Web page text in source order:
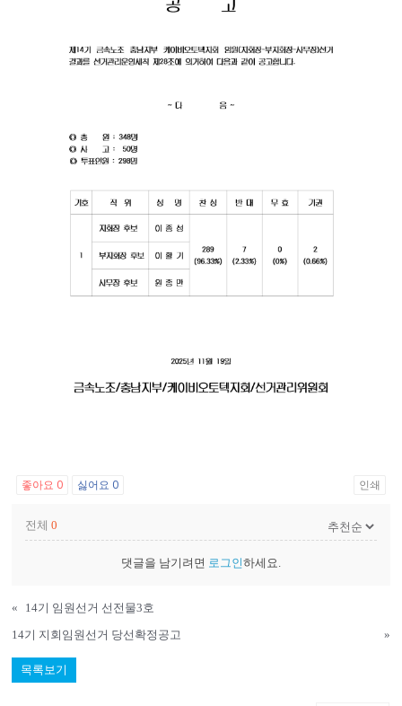
좋아요 0 싫어요 0 인쇄
전체0
댓글을 남기려면 로그인하세요.
«
14기 임원선거 선전물3호
14기 지회임원선거 당선확정공고
»
목록보기